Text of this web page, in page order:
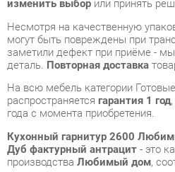
распространяетсягарантия 1 год,
года с момента приобретения.
Кухонный гарнитур 2600
Дуб фактурный антрацит - это
производстваЛюбимый дом,
современному государственному
Надеемся, вы останетесь
будем рады, если вы оставите
использования, который поможет
будущим покупателям.